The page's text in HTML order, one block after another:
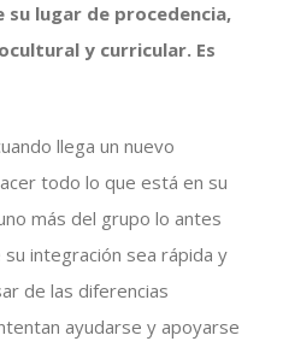
lugar de procedencia,
y curricular. Es
llega un nuevo
todo lo que está en su
más del grupo lo antes
integración sea rápida y
de las diferencias
ayudarse y apoyarse